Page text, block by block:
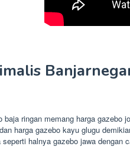
ringan memang harga
harga gazebo kayu glugu
halnya gazebo jawa